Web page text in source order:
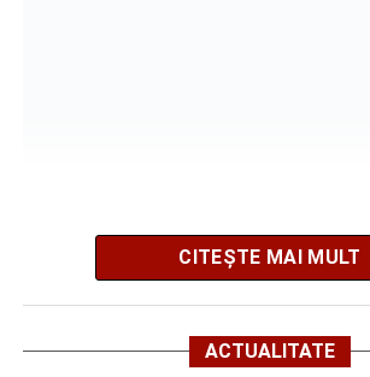
Potrivit informațiilor transmise de
09:39, Poliția Municipiului Sebeș a
SNUAU 112, cu privire la
CITEȘTE MAI MULT
ACTUALITATE